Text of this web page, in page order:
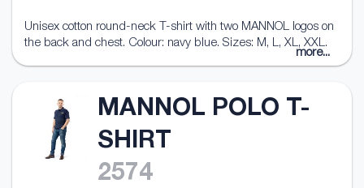
Unisex cotton round-neck T-shirt with two MANNOL logos on
the back and chest. Colour: navy blue. Sizes: M, L, XL, XXL.
more...
MANNOL POLO T-
SHIRT
2574